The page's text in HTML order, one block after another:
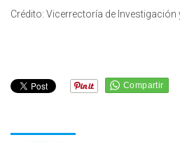
Crédito: Vicerrectoría de Investigación